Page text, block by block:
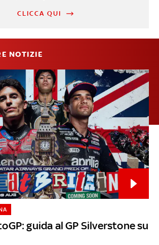
CLICCA QUI
NOTIZIE
guida al GP Silverstone su